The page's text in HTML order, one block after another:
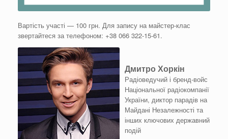
Вартість участі — 100 грн. Для запису на майстер-клас
звертайтеся за телефоном: +38 066 322-15-61.
Дмитро Хоркін
Радіоведучий і бренд-войс
Національної радіокомпанії
України, диктор парадів на
Майдані Незалежності та
інших ключових державний
подій